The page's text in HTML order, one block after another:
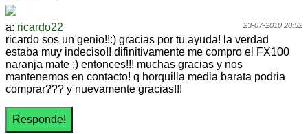
23-07-2010 20:52
a: ricardo22
ricardo sos un genio!!:) gracias por tu ayuda! la verdad
estaba muy indeciso!! difinitivamente me compro el FX100
naranja mate ;) entonces!!! muchas gracias y nos
mantenemos en contacto! q horquilla media barata podria
comprar??? y nuevamente gracias!!!